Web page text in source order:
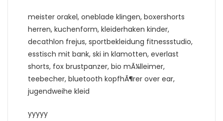
meister orakel, oneblade klingen, boxershorts
herren, kuchenform, kleiderhaken kinder,
decathlon frejus, sportbekleidung fitnessstudio,
esstisch mit bank, ski in klamotten, everlast
shorts, fox brustpanzer, bio mÃ¼lleimer,
teebecher, bluetooth kopfhÃ¶rer over ear,
jugendweihe kleid
yyyyy